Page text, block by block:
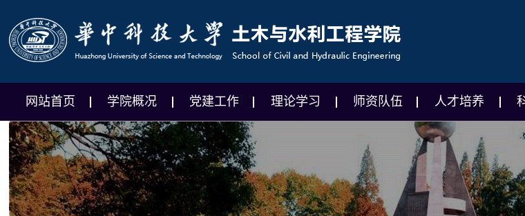
网站首页 学院概况 党建工作 理论学习 师资队伍 人才培养